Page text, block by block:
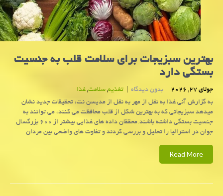
بهترین سبزیجات برای سلامت قلب به جنسیت
بستگی دارد
جولای 27, 2026 | بدون دیدگاه | تغذیه,سلامت,غذا
به گزارش آنی غذا به نقل از مهر به نقل از مدیسن نت، تحقیقات جدید نشان
میدهد سبزیجاتی که به بهترین شکل از قلب محافظت می کنند، می توانند به
جنسیت بستگی داشته باشند.محققان داده های غذایی بیشتر از ۶۰۰ بزرگسال
جوان در استرالیا را تحلیل و بررسی کردند و تفاوت های واضحی بین مردان
Read More